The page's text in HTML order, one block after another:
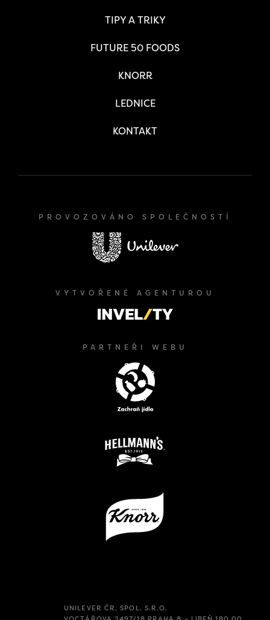
TIPY A TRIKY
FUTURE 50 FOODS
KNORR
LEDNICE
KONTAKT
PROVOZOVÁNO SPOLEČNOSTÍ
VYTVOŘENÉ AGENTUROU
PARTNEŘI WEBU
UNILEVER ČR, SPOL. S.R.O.